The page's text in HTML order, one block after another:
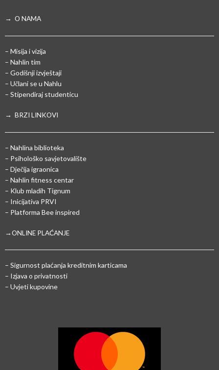
→ O NAMA
– Misija i vizija
– Nahlin tim
– Godišnji izvještaji
– Učlani se u Nahlu
– Stipendiraj studenticu
→ BRZI LINKOVI
– Nahlina biblioteka
– Psihološko savjetovalište
– Dječija igraonica
– Nahlin fitness centar
– Klub mladih Tignum
– Inicijativa PRVI
– Platforma Bee inspired
→ONLINE PLAĆANJE
– Sigurnost plaćanja kreditnim karticama
– Izjava o privatnosti
– Uvjeti kupovine